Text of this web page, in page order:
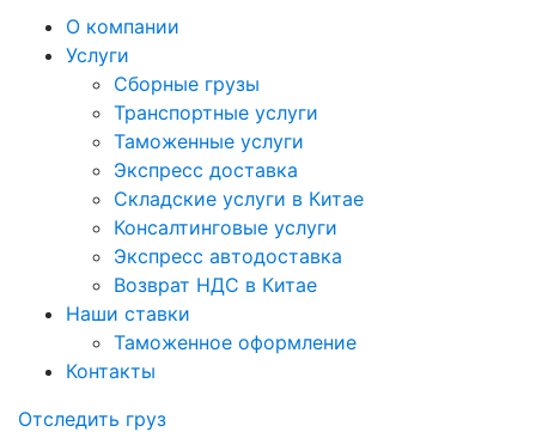
О компании
Услуги
Сборные грузы
Транспортные услуги
Таможенные услуги
Экспресс доставка
Cкладские услуги в Китае
Консалтинговые услуги
Экспресс автодоставка
Возврат НДС в Китае
Наши ставки
Таможенное оформление
Контакты
Отследить груз